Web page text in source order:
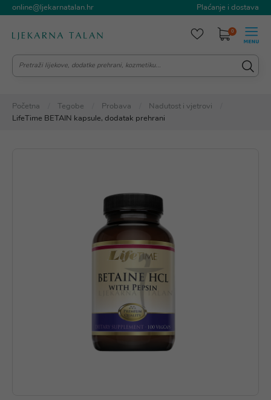
online@ljekarnatalan.hr Plaćanje i dostava
0
Početna Tegobe Probava
Nadutost i vjetrovi
LifeTime BETAIN kapsule, dodatak prehrani